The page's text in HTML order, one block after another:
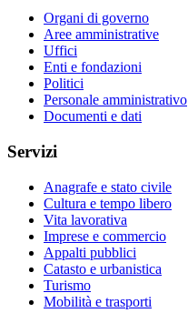
Organi di governo
Aree amministrative
Uffici
Enti e fondazioni
Politici
Personale amministrativo
Documenti e dati
Servizi
Anagrafe e stato civile
Cultura e tempo libero
Vita lavorativa
Imprese e commercio
Appalti pubblici
Catasto e urbanistica
Turismo
Mobilità e trasporti